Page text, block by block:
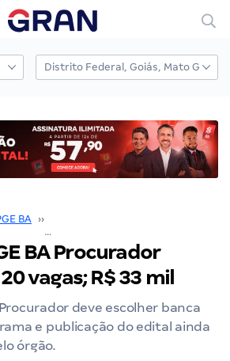
BA ››
BA Procurador
vagas; R$ 33 mil
deve escolher banca
e publicação do edital ainda
órgão.